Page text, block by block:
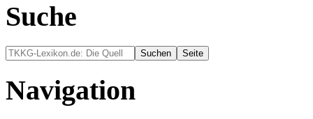
Suche
Navigation